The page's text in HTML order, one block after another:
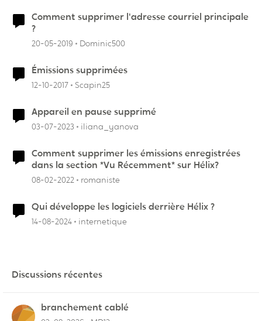
Comment supprimer l'adresse courriel principale
?
20-05-2019 Dominic500
Émissions supprimées
12-10-2017 Scapin25
Appareil en pause supprimé
03-07-2023 iliana_yanova
Comment supprimer les émissions enregistrées
dans la section *Vu Récemment* sur Hélix?
08-02-2022 romaniste
Qui développe les logiciels derrière Hélix ?
14-08-2024 internetique
Discussions récentes
branchement cablé